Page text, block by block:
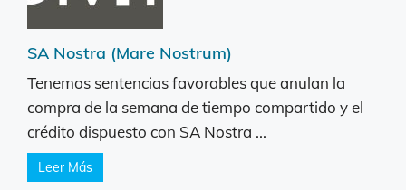
SA Nostra (Mare Nostrum)
Tenemos sentencias favorables que anulan la
compra de la semana de tiempo compartido y el
crédito dispuesto con SA Nostra ...
Leer Más